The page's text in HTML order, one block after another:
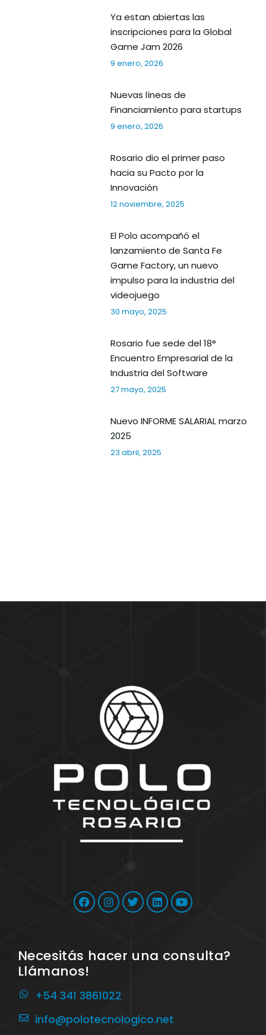
Ya estan abiertas las
inscripciones para la Global
Game Jam 2026
9 enero, 2026
Nuevas líneas de
Financiamiento para startups
9 enero, 2026
Rosario dio el primer paso
hacia su Pacto por la
Innovación
12 noviembre, 2025
El Polo acompañó el
lanzamiento de Santa Fe
Game Factory, un nuevo
impulso para la industria del
videojuego
30 mayo, 2025
Rosario fue sede del 18°
Encuentro Empresarial de la
Industria del Software
27 mayo, 2025
Nuevo INFORME SALARIAL marzo
2025
23 abril, 2025
Necesitás hacer una consulta?
Llámanos!
+54 341 3861022
info@polotecnologico.net